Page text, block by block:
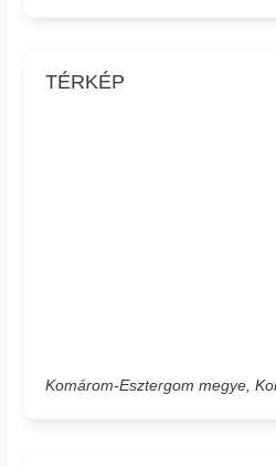
TÉRKÉP
Komárom-Esztergom megye,